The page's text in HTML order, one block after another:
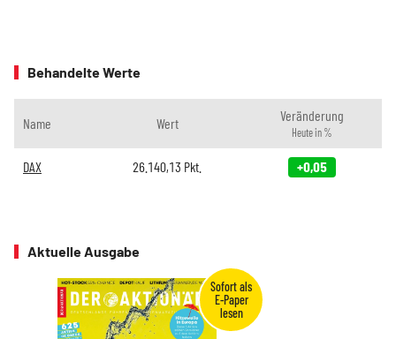
Behandelte Werte
Name Wert Veränderung
Heute in %
DAX 26.140,13 Pkt. +0,05
Aktuelle Ausgabe